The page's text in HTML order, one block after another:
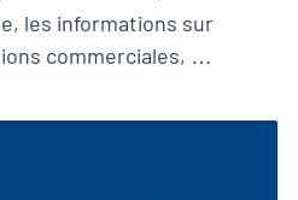
les informations sur
commerciales, …